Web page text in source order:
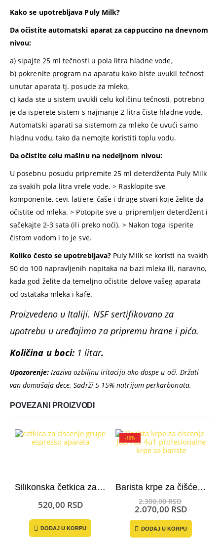
Kako se upotrebljava Puly Milk?
Da očistite automatski aparat za cappuccino na dnevnom
nivou:
a) sipajte 25 ml tečnosti u pola litra hladne vode,
b) pokrenite program na aparatu kako biste uvukli tečnost
unutar aparata tj. posude za mleko,
c) kada ste u sistem uvukli celu količinu tečnosti, potrebno
je da isperete sistem s najmanje 2 litra čiste hladne vode.
Automatski aparati sa sistemom za mleko će uvući samo
hladnu vodu, tako da nemojte koristiti toplu vodu.
Da očistite celu mašinu na nedeljnom nivou:
U posebnu posudu pripremite 25 ml deterdženta Puly Milk
za svakih pola litra vrele vode. > Rasklopite sve
komponente, cevi, latiere, čaše i druge stvari koje želite da
očistite od mleka. > Potopite sve u pripremljen deterdžent i
sačekajte 2-3 sata (ili preko noći). > Nakon toga isperite
čistom vodom i to je sve.
Koliko često se upotrebljava? Puly Milk se koristi na svakih
50 do 100 napravljenih napitaka na bazi mleka ili, naravno,
kada god želite da temeljno očistite delove vašeg aparata
od ostataka mleka i kafe.
Proizvedeno u Italiji. NSF sertifikovano za
upotrebu u uređajima za pripremu hrane i pića.
Količina u boci: 1 litar.
Upozorenje:Izaziva ozbiljnu iritaciju ako dospe u oči. Držati
van domašaja dece. Sadrži 5-15% natrijum perkarbonata.
POVEZANI PROIZVODI
Silikonska četkica za čišćenje espresso aparata
520,00 RSD
DODAJ U KORPU
-10%
Barista krpe za čišćenje JoeFrex
2.300,00RSD
cena
je
bila:
2.300,00
2.070,00 RSD
cena
je:
DODAJ U KORPU